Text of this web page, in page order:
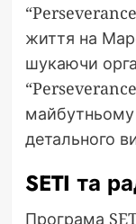
життя на
шукаючи
детального
SETI та
Програма